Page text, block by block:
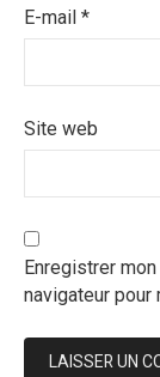
E-mail *
Site web
Enregistrer
navigateur pour